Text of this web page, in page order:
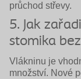
průchod střevy.
5. Jak
stomika
Vlákninu je
množství. Nové